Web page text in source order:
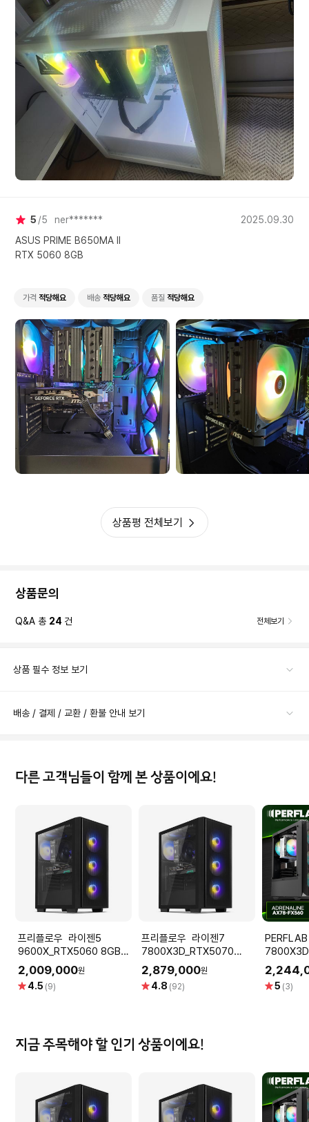
5 5 ner*******
2025.09.30
ASUS PRIME B650MA II
RTX 5060 8GB
포장 안전하게 포장되어 옴
상태 좋음
총평 개인적인 일정으로 인해 아직 사용은 못해보았으나, 잘 구매 하였음.
가격 적당해요 배송 적당해요 품질 적당해요
상품평 전체보기
상품문의
Q&A 총 24 건 전체보기
상품 필수 정보 보기
배송 / 결제 / 교환 / 환불 안내 보기
다른 고객님들이 함께 본 상품이에요!
프리플로우 라이젠5
9600X_RTX5060 8GB
컴퓨터본체 (ULTRA
GAMING R5 R6_B32G)
AMD 게이밍컴퓨터 조립PC
2,009,000원
별 4.5 (9)
프리플로우 라이젠7
7800X3D_RTX5070
12GB 컴퓨터본체 (ULTRA
GAMING X7 A57L) AMD
게이밍컴퓨터 조립PC
2,879,000원
별 4.8 (92)
PERFLAB 라이
8GB
퓨터 데스
별5 (3)
지금 주목해야 할 인기 상품이에요!